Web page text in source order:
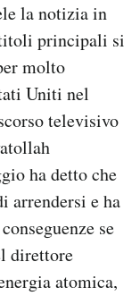
la notizia in
principali si
molto
Uniti nel
televisivo
ha detto che
arrendersi e ha
se
direttore
atomica,